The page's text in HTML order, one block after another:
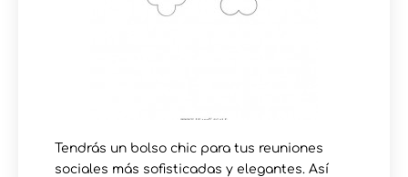
Tendrás un bolso chic para tus reuniones
sociales más sofisticadas y elegantes. Así